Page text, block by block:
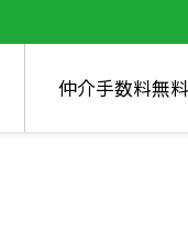
仲介手数料無料